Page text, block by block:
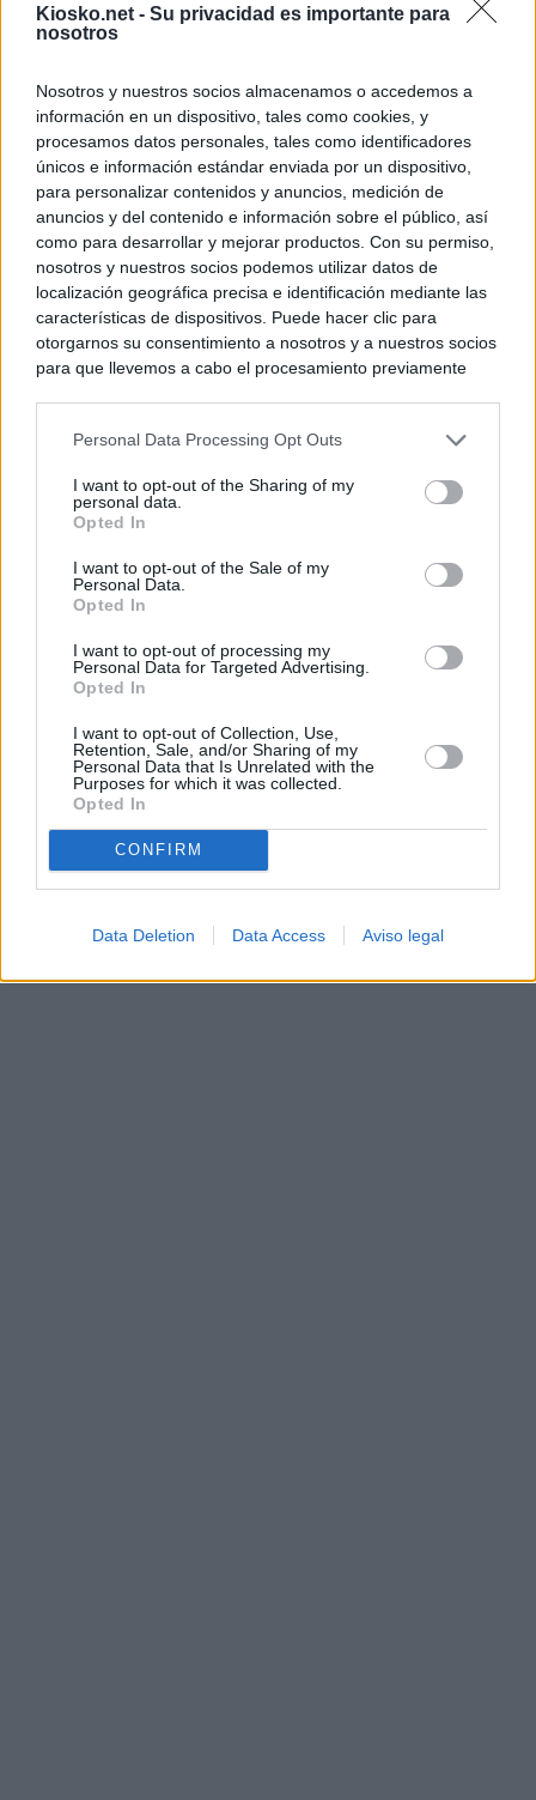
Kiosko.net - Su privacidad es importante para
nosotros
Nosotros y nuestros socios almacenamos o accedemos a
información en un dispositivo, tales como cookies, y
procesamos datos personales, tales como identificadores
únicos e información estándar enviada por un dispositivo,
para personalizar contenidos y anuncios, medición de
anuncios y del contenido e información sobre el público, así
como para desarrollar y mejorar productos. Con su permiso,
nosotros y nuestros socios podemos utilizar datos de
localización geográfica precisa e identificación mediante las
características de dispositivos. Puede hacer clic para
otorgarnos su consentimiento a nosotros y a nuestros socios
para que llevemos a cabo el procesamiento previamente
negar su consentimiento. Tenga en cuenta que algún
de su consentimiento, pero usted tiene el derecho de
rechazar tal procesamiento. Sus preferencias se aplicarán
cualquier momento entrando de nuevo en este sitio web o
visitando nuestra política de privacidad.
Personal Data Processing Opt Outs
I want to opt-out of the Sharing of my
personal data.
Opted In
I want to opt-out of the Sale of my
Personal Data.
Opted In
I want to opt-out of processing my
Personal Data for Targeted Advertising.
Opted In
I want to opt-out of Collection, Use,
Retention, Sale, and/or Sharing of my
Personal Data that Is Unrelated with the
Purposes for which it was collected.
Opted In
CONFIRM
Data Deletion Data Access Aviso legal